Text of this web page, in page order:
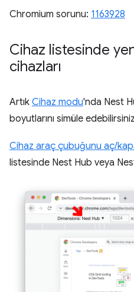
Chromium sorunu: 1163928
Cihaz listesinde
cihazları
Artık Cihaz modu'nda Nest
boyutlarını simüle
Cihaz araç çubuğunu aç/
listesinde Nest Hub veya